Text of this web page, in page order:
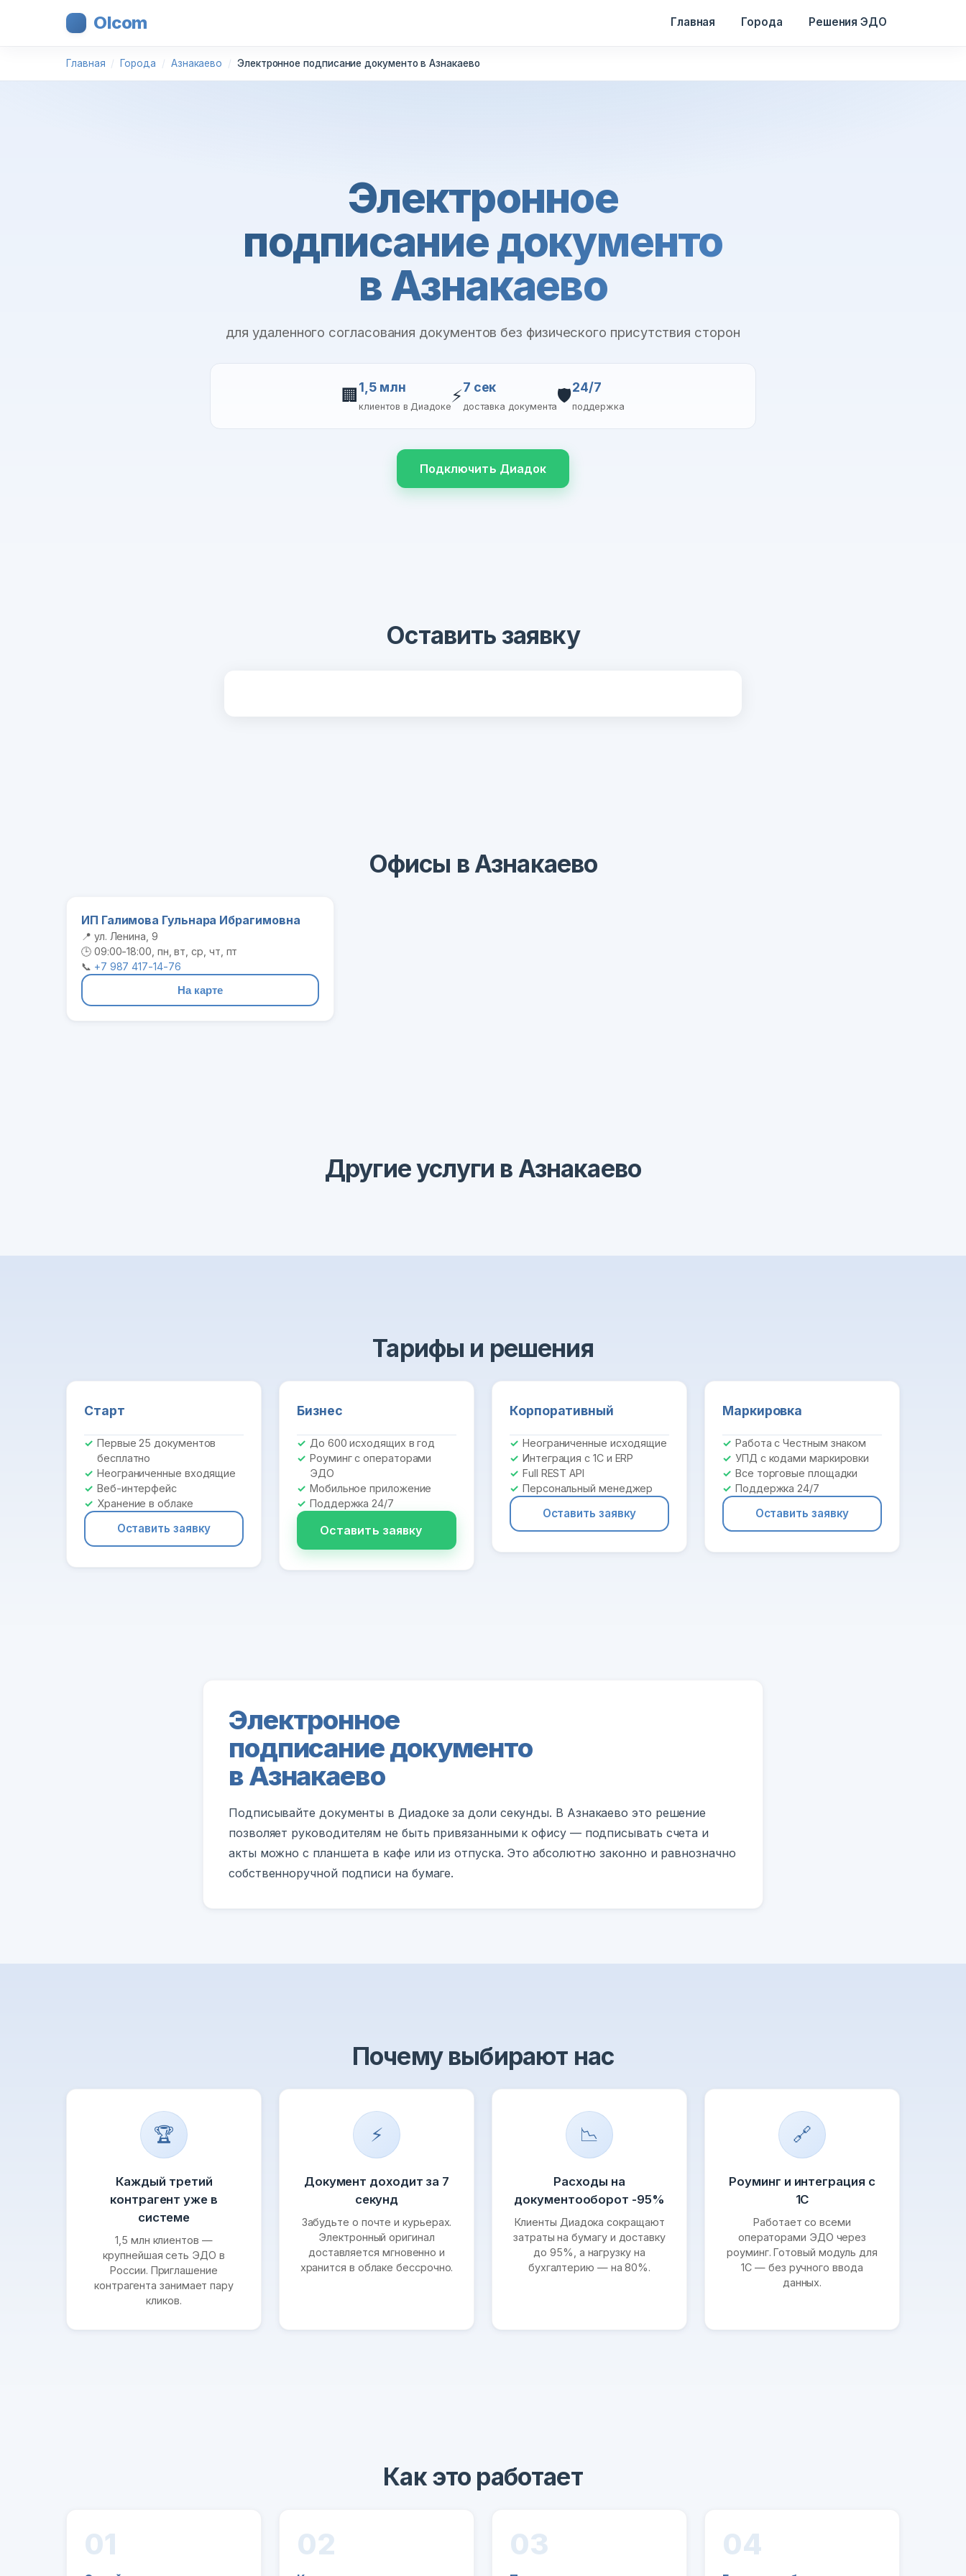
Olcom Главная Города Решения ЭДО
Главная Города Азнакаево Электронное подписание документо в Азнакаево
Электронное
подписание документо
в Азнакаево
для удаленного согласования документов без физического присутствия сторон
🏢 1,5 млн
клиентов в Диадоке
⚡7 сек
доставка документа
🛡️24/7
поддержка
Подключить Диадок
Оставить заявку
Офисы в Азнакаево
ИП Галимова Гульнара Ибрагимовна
📍 ул. Ленина, 9
🕒 09:00-18:00, пн, вт, ср, чт, пт
📞 +7 987 417-14-76
На карте
Другие услуги в Азнакаево
Тарифы и решения
Старт
Первые 25 документов
бесплатно
Неограниченные входящие
Веб-интерфейс
Хранение в облаке
Оставить заявку
Бизнес
До 600 исходящих в год
Роуминг с операторами
ЭДО
Мобильное приложение
Поддержка 24/7
Оставить заявку
Корпоративный
Неограниченные исходящие
Интеграция с 1С и ERP
Full REST API
Персональный менеджер
Оставить заявку
Маркировка
Работа с Честным знаком
УПД с кодами маркировки
Все торговые площадки
Поддержка 24/7
Оставить заявку
Электронное
подписание документо
в Азнакаево
Подписывайте документы в Диадоке за доли секунды. В Азнакаево это решение
позволяет руководителям не быть привязанными к офису — подписывать счета и
акты можно с планшета в кафе или из отпуска. Это абсолютно законно и равнозначно
собственноручной подписи на бумаге.
Почему выбирают нас
🏆
Каждый третий
контрагент уже в
системе
1,5 млн клиентов —
крупнейшая сеть ЭДО в
России. Приглашение
контрагента занимает пару
кликов.
⚡
Документ доходит за 7
секунд
Забудьте о почте и курьерах.
Электронный оригинал
доставляется мгновенно и
хранится в облаке бессрочно.
📉
Расходы на
документооборот -95%
Клиенты Диадока сокращают
затраты на бумагу и доставку
до 95%, а нагрузку на
бухгалтерию — на 80%.
🔗
Роуминг и интеграция с
1С
Работает со всеми
операторами ЭДО через
роуминг. Готовый модуль для
1С — без ручного ввода
данных.
Как это работает
01 02 03 04